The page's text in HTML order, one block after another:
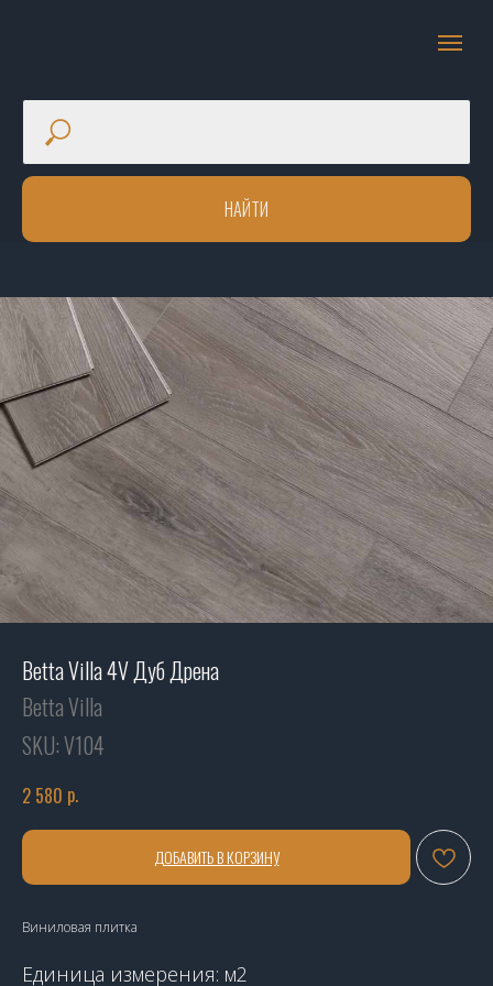
НАЙТИ
Betta Villa 4V Дуб Дрена
Betta Villa
SKU:V104
2 580 р.
ДОБАВИТЬ В КОРЗИНУ
Виниловая плитка
Единица измерения: м2